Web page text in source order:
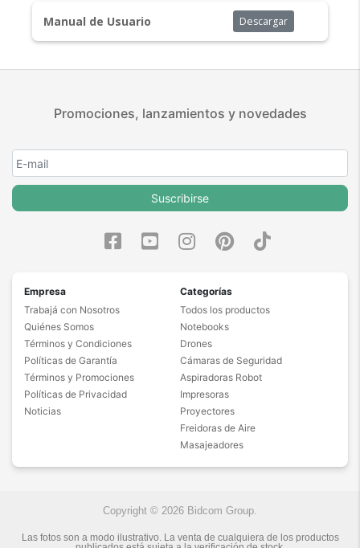
Manual de Usuario Descargar
¿Por qué estamos tan
100% de calificaciones
5 estrellas de 5 en Google.
Más de 15.000 comentarios
positivos en todos nuestros
Seguro de cobertura en tus
envíos.
Garantía oficial y directa con
Promociones, lanzamientos y novedades
Suscribirse
Empresa
Trabajá con Nosotros
Quiénes Somos
Términos y Condiciones
Políticas de Garantía
Términos y Promociones
Políticas de Privacidad
Noticias
Categorías
Todos los productos
Notebooks
Drones
Cámaras de Seguridad
Aspiradoras Robot
Impresoras
Proyectores
Freidoras de Aire
Masajeadores
Copyright © 2026 Bidcom Group.
Las fotos son a modo ilustrativo. La venta de cualquiera de los productos